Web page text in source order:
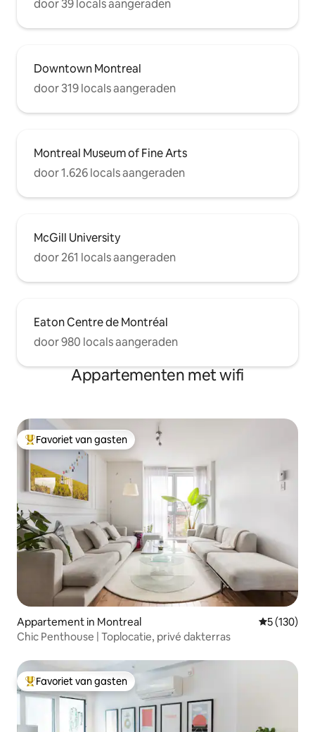
door 39 locals aangeraden
Downtown Montreal
door 319 locals aangeraden
Montreal Museum of Fine Arts
door 1.626 locals aangeraden
McGill University
door 261 locals aangeraden
Eaton Centre de Montréal
door 980 locals aangeraden
Appartementen met wifi
Topfavoriet van gasten
Favoriet van gasten
Appartement in Montreal
5 (130)
Chic Penthouse | Toplocatie, privé dakterras
Topfavoriet van gasten
Favoriet van gasten